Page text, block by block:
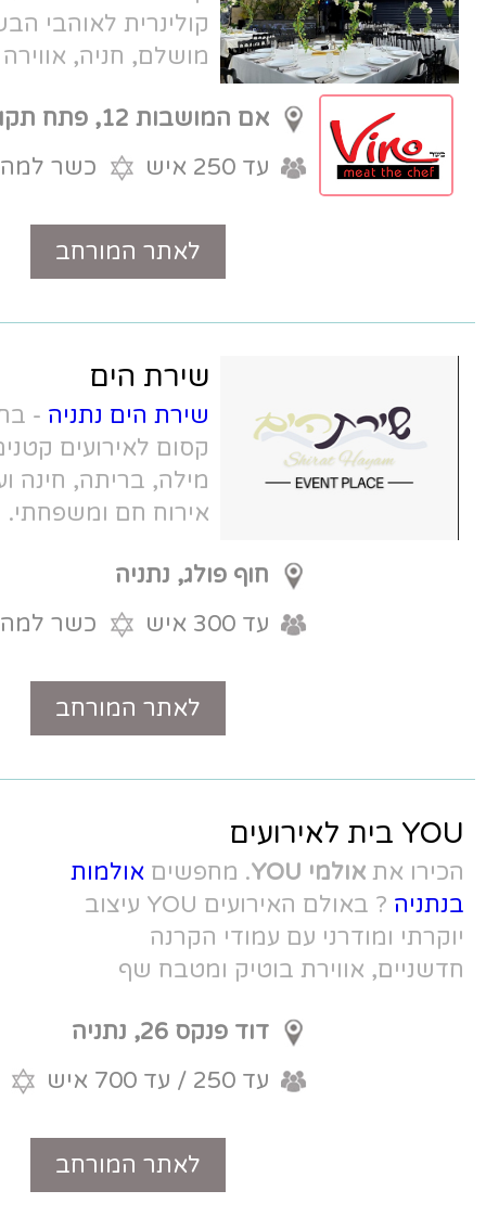
קולינרית לאוהבי הבשר, ולא רק. מיקום
מושלם, חניה, אווירה יוקרתית. קסם של
אנשים, קסם של מקום.
אם המושבות 12, פתח תקווה
עד 250 איש
כשר למהדרין
טלפון
שירת הים נתניה- בחוף בפולג, אולם
קסום לאירועים קטנים בנתניה - ברית
מילה, בריתה, חינה ועוד. משקיף לים,
כשר למהדרין
טלפון
. מחפשיםאולמות
? באולם האירועים YOU עיצוב
הקרנה
ומטבח שף
כשר
טלפון